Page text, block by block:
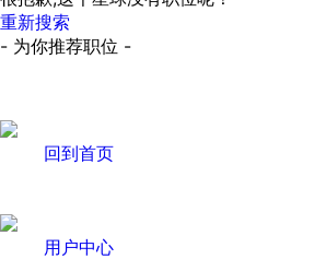
重新搜索
- 为你推荐职位 -
回到首页
用户中心